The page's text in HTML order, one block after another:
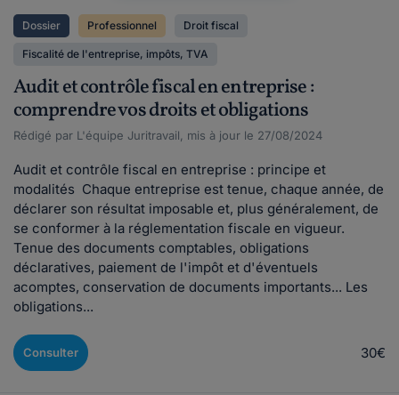
Dossier Professionnel Droit fiscal
Fiscalité de l'entreprise, impôts, TVA
Audit et contrôle fiscal en entreprise :
comprendre vos droits et obligations
Rédigé par L'équipe Juritravail, mis à jour le 27/08/2024
Audit et contrôle fiscal en entreprise : principe et
modalités Chaque entreprise est tenue, chaque année, de
déclarer son résultat imposable et, plus généralement, de
se conformer à la réglementation fiscale en vigueur.
Tenue des documents comptables, obligations
déclaratives, paiement de l'impôt et d'éventuels
acomptes, conservation de documents importants... Les
obligations...
Consulter 30€